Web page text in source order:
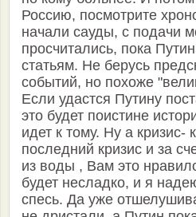
Россию, посмотрите
начали сауды, с подачи
просчитались, пока
статьям. Не берусь
событий, но похоже
Если удастся Путину
это будет поистине
идет к тому. Ну а кризис-
последний кризис и за
из воды , Вам это
будет несладко, и я
спесь. Да уже